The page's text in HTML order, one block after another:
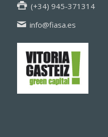
(+34) 945-371314
info@fiasa.es